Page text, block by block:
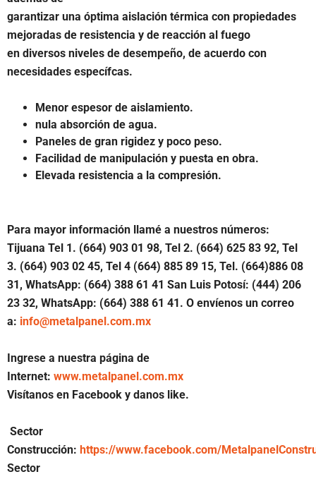
garantizar una óptima aislación térmica con propiedades
mejoradas de resistencia y de reacción al fuego
en diversos niveles de desempeño, de acuerdo con
necesidades específcas.
Menor espesor de aislamiento.
nula absorción de agua.
Paneles de gran rigidez y poco peso.
Facilidad de manipulación y puesta en obra.
Elevada resistencia a la compresión.
Para mayor información llamé a nuestros números:
Tijuana Tel 1. (664) 903 01 98, Tel 2. (664) 625 83 92, Tel
3. (664) 903 02 45, Tel 4 (664) 885 89 15, Tel. (664)886 08
31, WhatsApp: (664) 388 61 41 San Luis Potosí: (444) 206
23 32, WhatsApp: (664) 388 61 41. O envíenos un correo
a: info@metalpanel.com.mx
Ingrese a nuestra página de
Internet: www.metalpanel.com.mx
Visítanos en Facebook y danos like.
Sector
Construcción: https://www.facebook.com/
Sector